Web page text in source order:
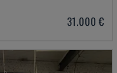
31.000 €